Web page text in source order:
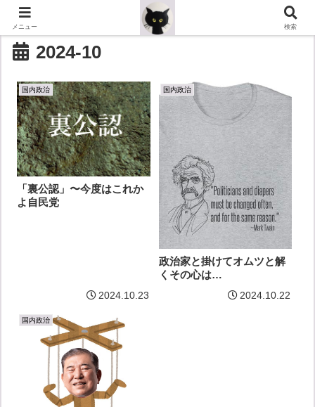
2024-10
国内政治
「裏公認」〜今度はこれか
よ自民党
2024.10.23
国内政治
政治家と掛けてオムツと解
くその心は…
2024.10.22
国内政治
メニュー 検索